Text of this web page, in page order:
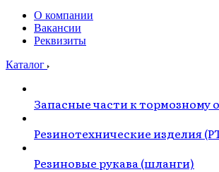
О компании
Вакансии
Реквизиты
Каталог
Запасные части к
Резинотехнические изделия
Резиновые рукава (шланги)